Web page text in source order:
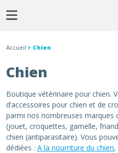
Accueil > Chien
Chien
Boutique vétérinaire pour chien.
d’accessoires pour chien et de
parmi nos nombreuses marques
(jouet, croquettes, gamelle,
chien (antiparasitaire). Vous
dédiées : A la nourriture du chien,